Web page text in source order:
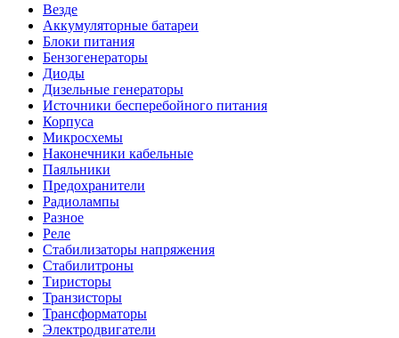
Везде
Аккумуляторные батареи
Блоки питания
Бензогенераторы
Диоды
Дизельные генераторы
Источники бесперебойного питания
Корпуса
Микросхемы
Наконечники кабельные
Паяльники
Предохранители
Радиолампы
Разное
Реле
Стабилизаторы напряжения
Стабилитроны
Тиристоры
Транзисторы
Трансформаторы
Электродвигатели